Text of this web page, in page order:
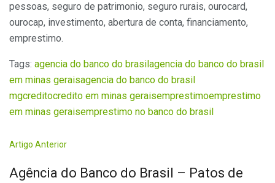
pessoas, seguro de patrimonio, seguro rurais, ourocard,
ourocap, investimento, abertura de conta, financiamento,
emprestimo.
Tags: agencia do banco do brasil agencia do banco do brasil
em minas geraisagencia do banco do brasil
mgcreditocredito em minas geraisemprestimoemprestimo
em minas geraisemprestimo no banco do brasil
Artigo Anterior
Agência do Banco do Brasil – Patos de